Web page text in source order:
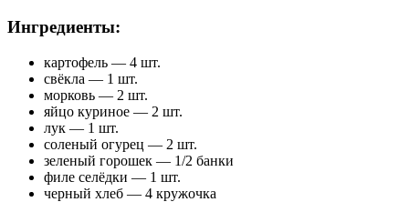
Ингредиенты:
картофель — 4 шт.
свёкла — 1 шт.
морковь — 2 шт.
яйцо куриное — 2 шт.
лук — 1 шт.
соленый огурец — 2 шт.
зеленый горошек — 1/2 банки
филе селёдки — 1 шт.
черный хлеб — 4 кружочка